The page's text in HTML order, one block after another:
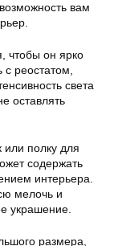
вам
чтобы он ярко
реостатом,
света
оставлять
или полку для
содержать
интерьера.
мелочь и
украшение.
размера,